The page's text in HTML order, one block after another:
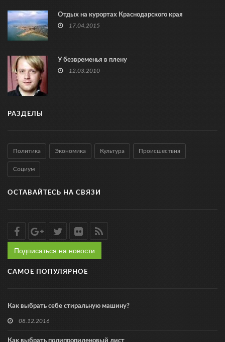
Отдых на курортах Краснодарского края
17.04.2015
У безвременья в плену
12.03.2010
РАЗДЕЛЫ
Политика Экономика Культура Происшествия
Социум
ОСТАВАЙТЕСЬ НА СВЯЗИ
Подписаться на новости
САМОЕ ПОПУЛЯРНОЕ
Как выбрать себе стиральную машину?
08.12.2016
Как выбрать полипропиленовый лист